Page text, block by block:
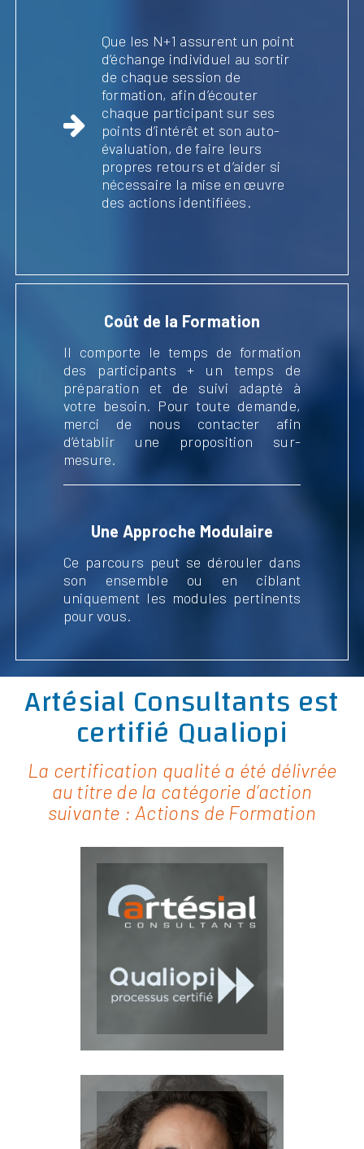
Que les N+1 assurent un point
d’échange individuel au sortir
de chaque session de
formation, afin d’écouter
chaque participant sur ses
points d’intérêt et son auto-
évaluation, de faire leurs
propres retours et d’aider si
nécessaire la mise en œuvre
des actions identifiées.
Coût de la Formation
Il comporte le temps de formation
des participants + un temps de
préparation et de suivi adapté à
votre besoin. Pour toute demande,
merci de nous contacter afin
d’établir une proposition sur-
mesure.
Une Approche Modulaire
Ce parcours peut se dérouler dans
son ensemble ou en ciblant
uniquement les modules pertinents
pour vous.
Artésial Consultants est
certifié Qualiopi
La certification qualité a été délivrée
au titre de la catégorie d’action
suivante : Actions de Formation